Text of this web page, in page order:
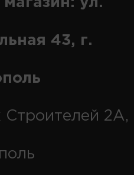
43, г.
Строителей 2А,